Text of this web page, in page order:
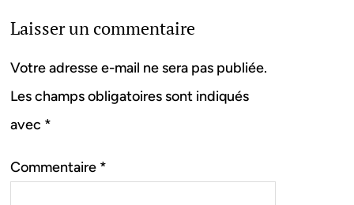
Laisser un commentaire
Votre adresse e-mail ne sera pas publiée.
Les champs obligatoires sont indiqués
avec *
Commentaire *